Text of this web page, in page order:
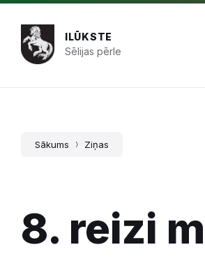
Pāriet
saturu
Skip
navigation
Skip
footer
ILŪKSTE
Sēlijas pērle
Sākums Ziņas
8. reizi